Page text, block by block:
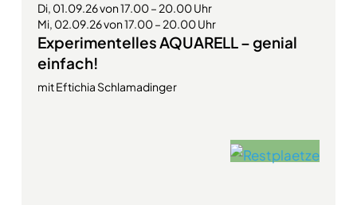
Di, 01.09.26 von 17.00 – 20.00 Uhr
Mi, 02.09.26 von 17.00 – 20.00 Uhr
Experimentelles AQUARELL – genial
einfach!
mit Eftichia Schlamadinger